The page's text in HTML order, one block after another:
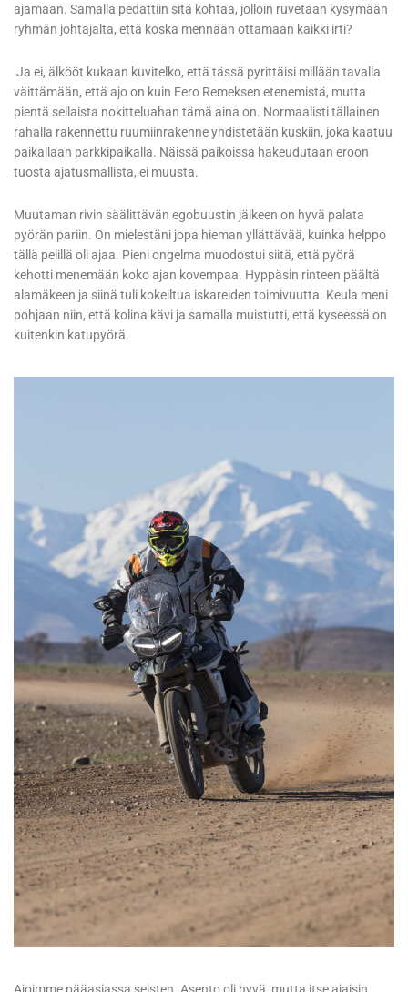
ajamaan. Samalla pedattiin sitä kohtaa, jolloin ruvetaan kysymään
ryhmän johtajalta, että koska mennään ottamaan kaikki irti?
Ja ei, älkööt kukaan kuvitelko, että tässä pyrittäisi millään tavalla
väittämään, että ajo on kuin Eero Remeksen etenemistä, mutta
pientä sellaista nokitteluahan tämä aina on. Normaalisti tällainen
rahalla rakennettu ruumiinrakenne yhdistetään kuskiin, joka kaatuu
paikallaan parkkipaikalla. Näissä paikoissa hakeudutaan eroon
tuosta ajatusmallista, ei muusta.
Muutaman rivin säälittävän egobuustin jälkeen on hyvä palata
pyörän pariin. On mielestäni jopa hieman yllättävää, kuinka helppo
tällä pelillä oli ajaa. Pieni ongelma muodostui siitä, että pyörä
kehotti menemään koko ajan kovempaa. Hyppäsin rinteen päältä
alamäkeen ja siinä tuli kokeiltua iskareiden toimivuutta. Keula meni
pohjaan niin, että kolina kävi ja samalla muistutti, että kyseessä on
kuitenkin katupyörä.
Ajoimme pääasiassa seisten. Asento oli hyvä, mutta itse ajaisin